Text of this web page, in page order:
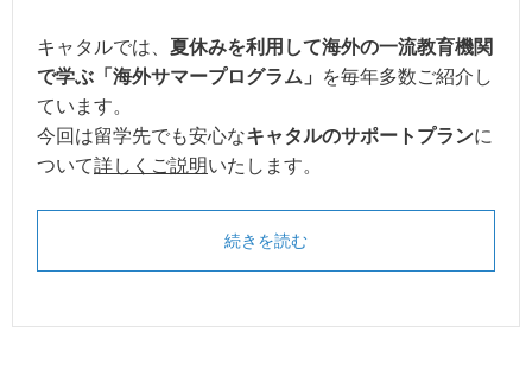
キャタルでは、 夏休みを利用して海外の一流教育機関
で学ぶ「海外サマープログラム」
を毎年多数ご紹介し
ています。
今回は留学先でも安心なキャタルのサポートプランに
ついて詳しくご説明いたします。
続きを読む